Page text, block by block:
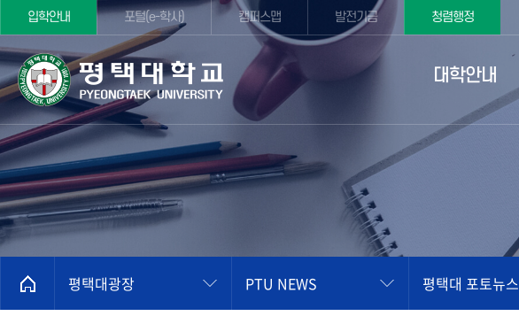
입학안내 포털(e-학사) 캠퍼스맵 발전기금 청렴행정
대학안내
평택대광장 PTU NEWS 평택대 포토뉴스